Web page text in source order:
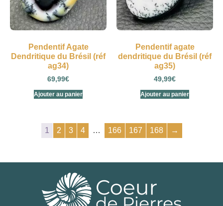
Pendentif Agate
Dendritique du Brésil (réf
ag34)
69,99€
Ajouter au panier
Pendentif agate
dendritique du Brésil (réf
ag35)
49,99€
Ajouter au panier
1 2 3 4 … 166 167 168 →